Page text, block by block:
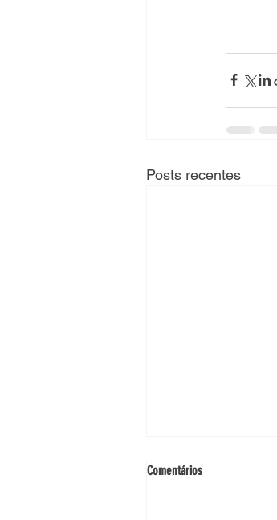
Posts recentes
Comentários